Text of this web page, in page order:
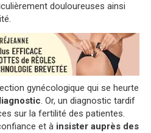
douloureuses ainsi
gynécologique qui se heurte
. Or, un diagnostic tardif
sur la fertilité des patientes.
et à insister auprès des